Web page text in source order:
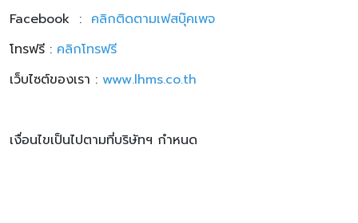
Facebook : คลิกติดตามเฟสบุ๊คเพจ
โทรฟรี : คลิกโทรฟรี
เว็บไซต์ของเรา : www.lhms.co.th
เงื่อนไขเป็นไปตามที่บริษัทฯ กำหนด